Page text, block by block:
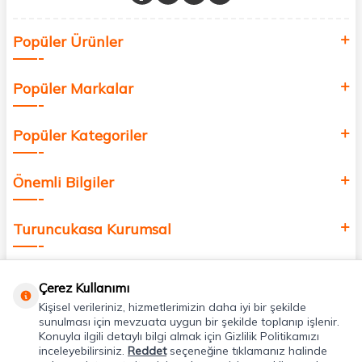
değer katmak için bize katılın!
Popüler Ürünler
Popüler Markalar
Popüler Kategoriler
Önemli Bilgiler
Turuncukasa Kurumsal
Uygulamalarımız
Çerez Kullanımı
Kişisel verileriniz, hizmetlerimizin daha iyi bir şekilde
sunulması için mevzuata uygun bir şekilde toplanıp işlenir.
Konuyla ilgili detaylı bilgi almak için Gizlilik Politikamızı
inceleyebilirsiniz. Reddetseçeneğine tıklamanız halinde